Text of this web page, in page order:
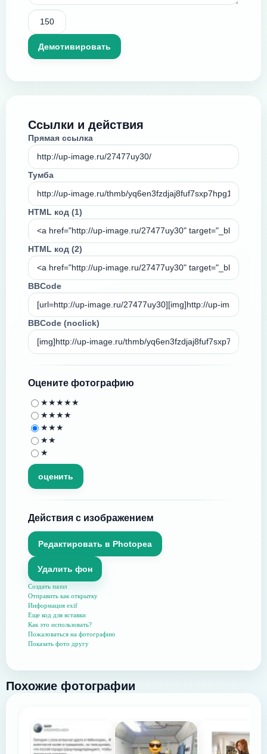
Ссылки и действия
Прямая ссылка
Тумба
HTML код (1)
HTML код (2)
BBCode
BBCode (noclick)
Оцените фотографию
★★★★★
★★★★
★★★
★★
★
Действия с изображением
Редактировать в Photopea
Удалить фон
Создать паззл
Отправить как открытку
Информация exif
Еще код для вставки
Как это использовать?
Пожаловаться на фотографию
Показать фото другу
Похожие фотографии